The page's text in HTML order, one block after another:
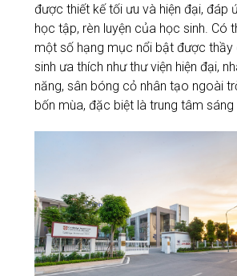
được thiết kế tối ưu và hiện đại, đáp
học tập, rèn luyện của học sinh. Có
một số hạng mục nổi bật được
sinh ưa thích như thư viện hiện đại,
năng, sân bóng cỏ nhân tạo ngoài
bốn mùa, đặc biệt là trung tâm sáng